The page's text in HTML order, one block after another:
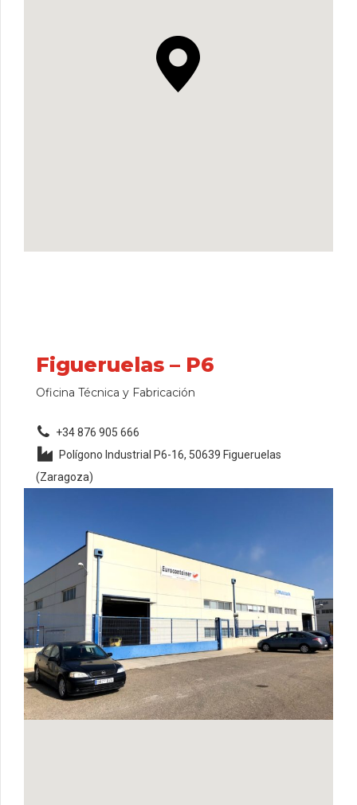
Figueruelas – P6
Oficina Técnica y Fabricación
+34 876 905 666
Polígono Industrial P6-16, 50639 Figueruelas
(Zaragoza)